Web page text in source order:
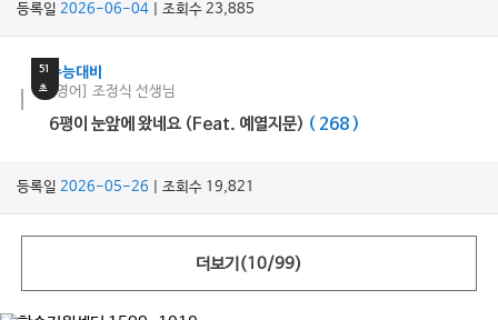
등록일 2026-06-04| 조회수 23,885
51
초
수능대비
[영어] 조정식 선생님
6평이 눈앞에 왔네요 (Feat. 예열지문) ( 268 )
등록일 2026-05-26 | 조회수 19,821
더보기(10/99)